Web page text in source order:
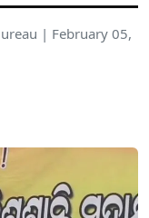
| February 05,